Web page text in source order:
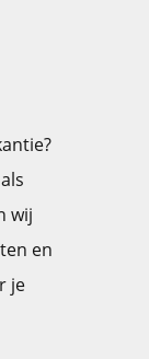
wij
en
je